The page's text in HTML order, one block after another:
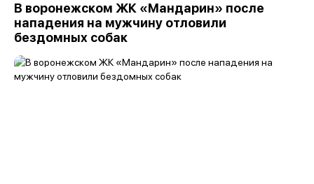
В воронежском ЖК «Мандарин» после
нападения на мужчину отловили
бездомных собак